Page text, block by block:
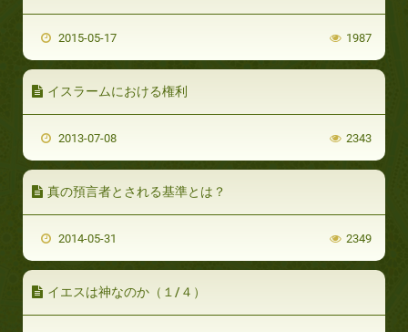
2015-05-17 1987
イスラームにおける権利
2013-07-08 2343
真の預言者とされる基準とは？
2014-05-31 2349
イエスは神なのか（１/４）